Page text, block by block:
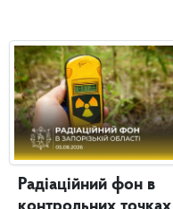
Радіаційний фон в